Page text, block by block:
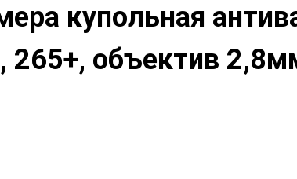
купольная
265+, объектив